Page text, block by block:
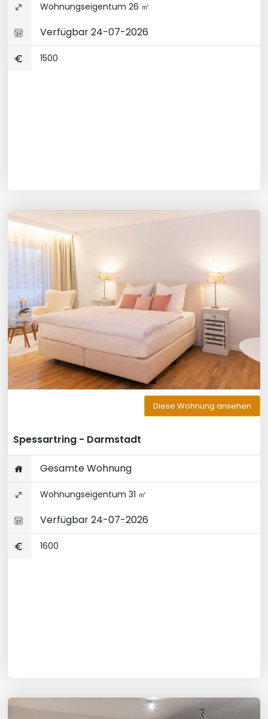
Wohnungseigentum 26 ㎡
Verfügbar 24-07-2026
1500
Diese Wohnung ansehen
Spessartring - Darmstadt
Gesamte Wohnung
Wohnungseigentum 31 ㎡
Verfügbar 24-07-2026
1600